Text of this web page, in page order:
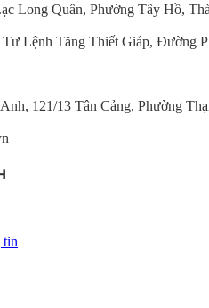
Long Quân, Phường Tây Hồ,
Lệnh Tăng Thiết Giáp, Đường
121/13 Tân Cảng, Phường
tin